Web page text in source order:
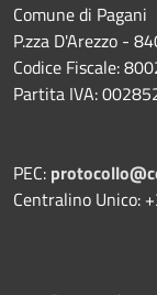
Comune di Pagani
P.zza D'Arezzo -
Codice Fiscale:
Partita IVA:
PEC:
Centralino Unico: